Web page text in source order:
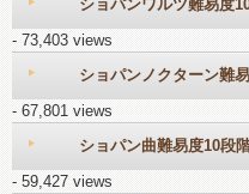
ショパンワルツ難易度
- 73,403 views
ショパンノクターン難
- 67,801 views
ショパン曲難易度10段
- 59,427 views